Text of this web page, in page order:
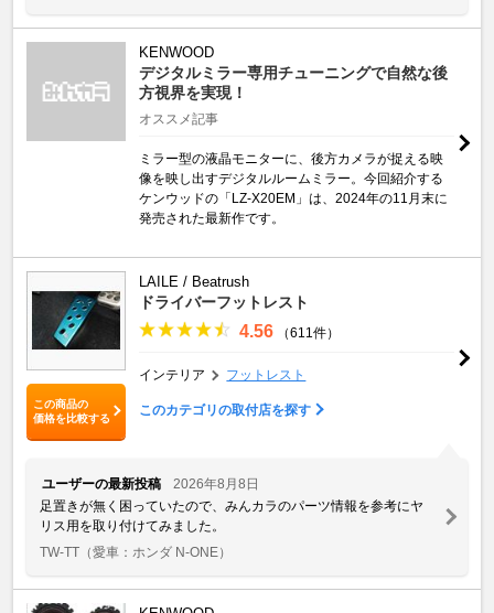
KENWOOD
デジタルミラー専用チューニングで自然な後
方視界を実現！
オススメ記事
ミラー型の液晶モニターに、後方カメラが捉える映
像を映し出すデジタルルームミラー。今回紹介する
ケンウッドの「LZ-X20EM」は、2024年の11月末に
発売された最新作です。
この商品の
価格を比較する
LAILE / Beatrush
ドライバーフットレスト
4.56 （611件）
インテリア フットレスト
このカテゴリの取付店を探す
ユーザーの最新投稿
2026年8月8日
足置きが無く困っていたので、みんカラのパーツ情報を参考にヤ
リス用を取り付けてみました。
TW-TT （愛車：ホンダ N-ONE）